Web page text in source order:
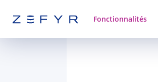
Fonctionnalités